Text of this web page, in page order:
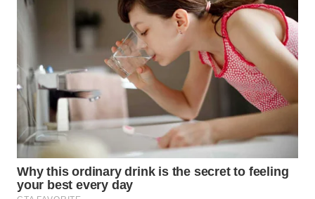
SUBANG
WN
PURWAKARTA
WN
TIMUR